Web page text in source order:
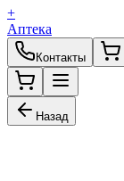
+
Аптека
Контакты
Назад